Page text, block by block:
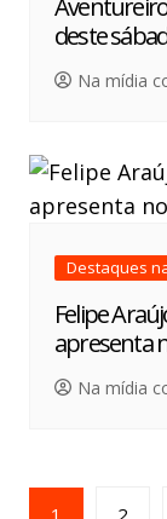
deste
Na mídia
Destaques
Felipe
apresenta
Na mídia